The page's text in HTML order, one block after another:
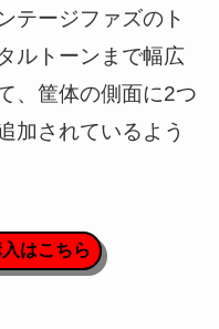
テージファズのト
ルトーンまで幅広
、筐体の側面に2つ
加されているよう
はこちら